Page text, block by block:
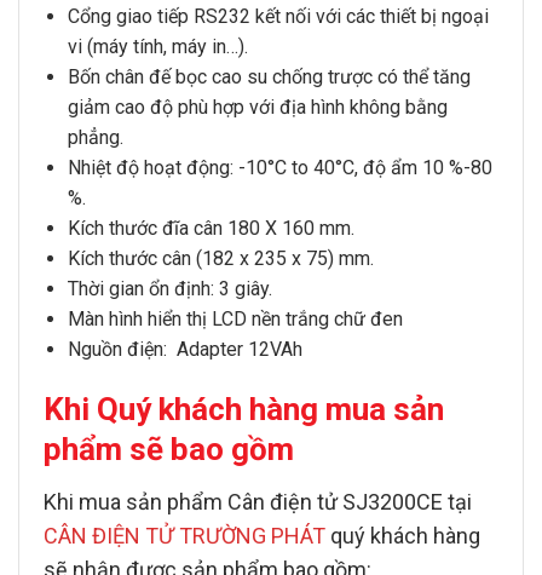
Cổng giao tiếp RS232 kết nối với các thiết bị ngoại
vi (máy tính, máy in…).
Bốn chân đế bọc cao su chống trược có thể tăng
giảm cao độ phù hợp với địa hình không bằng
phẳng.
Nhiệt độ hoạt động: -10°C to 40°C, độ ẩm 10 %-80
%.
Kích thước đĩa cân 180 X 160 mm.
Kích thước cân (182 x 235 x 75) mm.
Thời gian ổn định: 3 giây.
Màn hình hiển thị LCD nền trắng chữ đen
Nguồn điện: Adapter 12VAh
Khi Quý khách hàng mua sản
phẩm sẽ bao gồm
Khi mua sản phẩm Cân điện tử SJ3200CE tại
CÂN ĐIỆN TỬ TRƯỜNG PHÁT quý khách hàng
sẽ nhận được sản phẩm bao gồm: